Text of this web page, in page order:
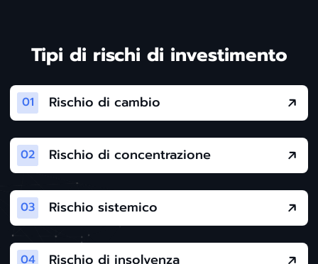
Tipi di rischi di investimento
Rischio di cambio
investimenti dovuta alle variazioni dei tassi di
cambio esteri.
Rischio di concentrazione
È il rischio di perdita dopo un investimento
massiccio in un singolo portafoglio, attività,
settore o mercato.
Rischio sistemico
Questo tipo di rischio nasce da eventi negativi
nel sistema finanziario di un'azienda o di una
Rischio di insolvenza